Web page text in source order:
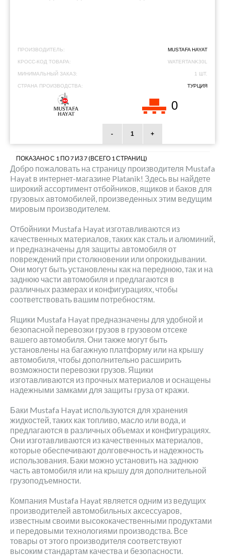
ПРОИЗВОДИТЕЛЬ: MUSTAFA HAYAT
КРОСС-КОД ТОВАРА: WATERTANK30L
МИНИМАЛЬНЫЙ ЗАКАЗ: 1 ШТ.
СТРАНА ПРОИЗВОДСТВА: ТУРЦИЯ
0
- +
ПОКАЗАНО С 1 ПО 7 ИЗ 7 (ВСЕГО 1 СТРАНИЦ)
Добро пожаловать на страницу производителя Mustafa
Hayat в интернет-магазине Platanik! Здесь вы найдете
широкий ассортимент отбойников, ящиков и баков для
грузовых автомобилей, произведенных этим ведущим
мировым производителем.
Отбойники Mustafa Hayat изготавливаются из
качественных материалов, таких как сталь и алюминий,
и предназначены для защиты автомобиля от
повреждений при столкновении или опрокидывании.
Они могут быть установлены как на переднюю, так и на
заднюю части автомобиля и предлагаются в
различных размерах и конфигурациях, чтобы
соответствовать вашим потребностям.
Ящики Mustafa Hayat предназначены для удобной и
безопасной перевозки грузов в грузовом отсеке
вашего автомобиля. Они также могут быть
установлены на багажную платформу или на крышу
автомобиля, чтобы дополнительно расширить
возможности перевозки грузов. Ящики
изготавливаются из прочных материалов и оснащены
надежными замками для защиты груза от кражи.
Баки Mustafa Hayat используются для хранения
жидкостей, таких как топливо, масло или вода, и
предлагаются в различных объемах и конфигурациях.
Они изготавливаются из качественных материалов,
которые обеспечивают долговечность и надежность
использования. Баки можно установить на заднюю
часть автомобиля или на крышу для дополнительной
грузоподъемности.
Компания Mustafa Hayat является одним из ведущих
производителей автомобильных аксессуаров,
известным своими высококачественными продуктами
и передовыми технологиями производства. Все
товары от этого производителя соответствуют
высоким стандартам качества и безопасности.